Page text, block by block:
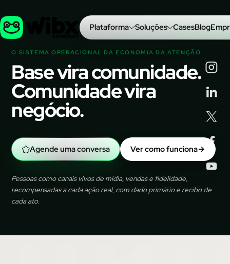
Plataforma Soluções CasesBlog
O SISTEMA OPERACIONAL DA ECONOMIA DA ATENÇÃO
Base vira comunidade.
Comunidade vira
negócio.
Agende uma conversa Ver como funciona→
Pessoas como canais vivos de mídia, vendas e fidelidade,
recompensadas a cada ação real, com dado primário e recibo de
cada ato.